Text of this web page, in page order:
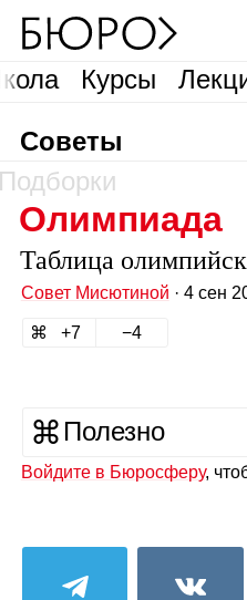
Курсы
Советы
Олимпиада
Таблица
Совет Мисютиной · 4 сен
7 4
Полезно
Войдите в Бюросферу,